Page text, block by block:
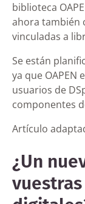
biblioteca
ahora también
vinculadas a
Se están
ya que OAPEN
usuarios de
componentes
Artículo
¿Un